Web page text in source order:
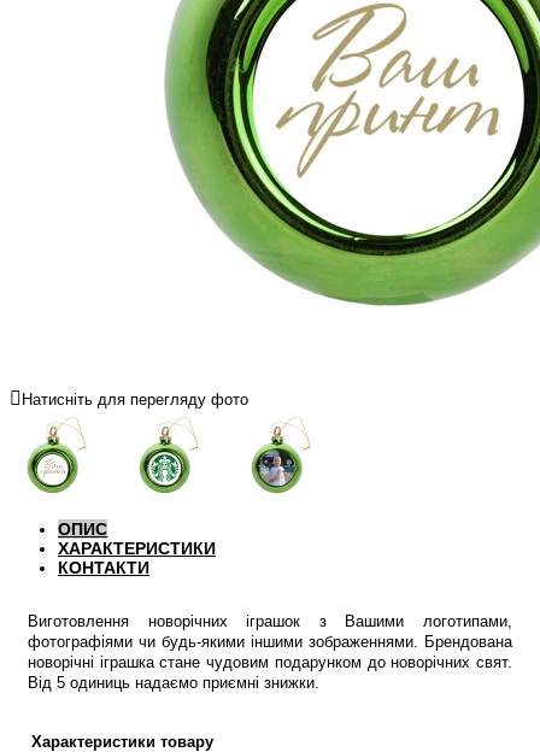
Натисніть для перегляду фото
ОПИС
ХАРАКТЕРИСТИКИ
КОНТАКТИ
Виготовлення новорічних іграшок з Вашими логотипами,
фотографіями чи будь-якими іншими зображеннями. Брендована
новорічні іграшка стане чудовим подарунком до новорічних свят.
Від 5 одиниць надаємо приємні знижки.
Характеристики товару